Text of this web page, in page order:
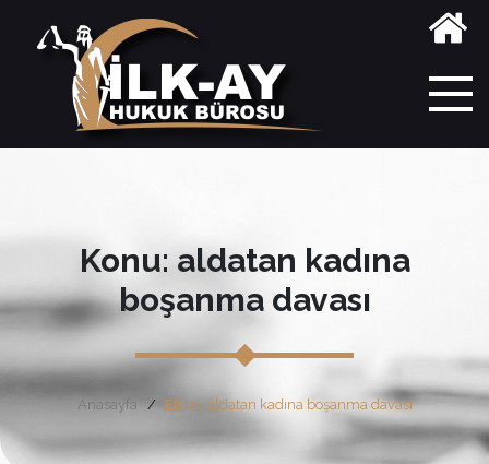
Konu: aldatan kadına
boşanma davası
Anasayfa Etiket: aldatan kadına boşanma davası